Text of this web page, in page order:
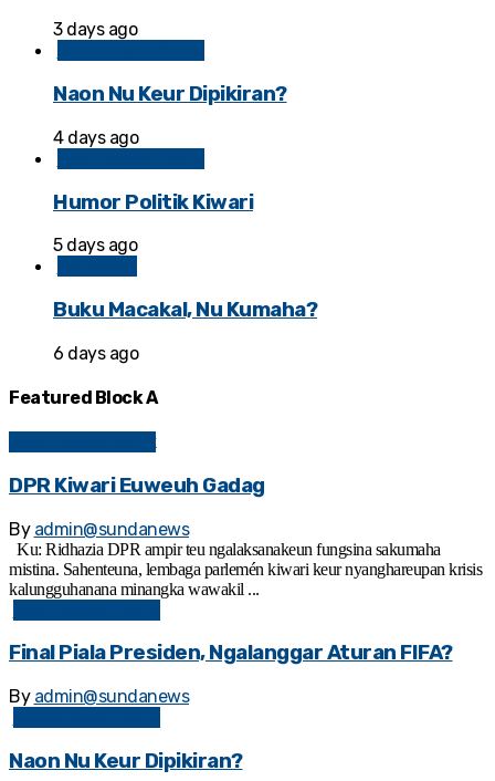
3 days ago
Naon Nu Keur Dipikiran?
4 days ago
Humor Politik Kiwari
5 days ago
Buku Macakal, Nu Kumaha?
6 days ago
Featured Block A
DPR Kiwari Euweuh Gadag
By admin@sundanews
Ku: Ridhazia DPR ampir teu ngalaksanakeun fungsina sakumaha
mistina. Sahenteuna, lembaga parlemén kiwari keur nyanghareupan krisis
kalungguhanana minangka wawakil ...
Final Piala Presiden, Ngalanggar Aturan FIFA?
By admin@sundanews
Naon Nu Keur Dipikiran?